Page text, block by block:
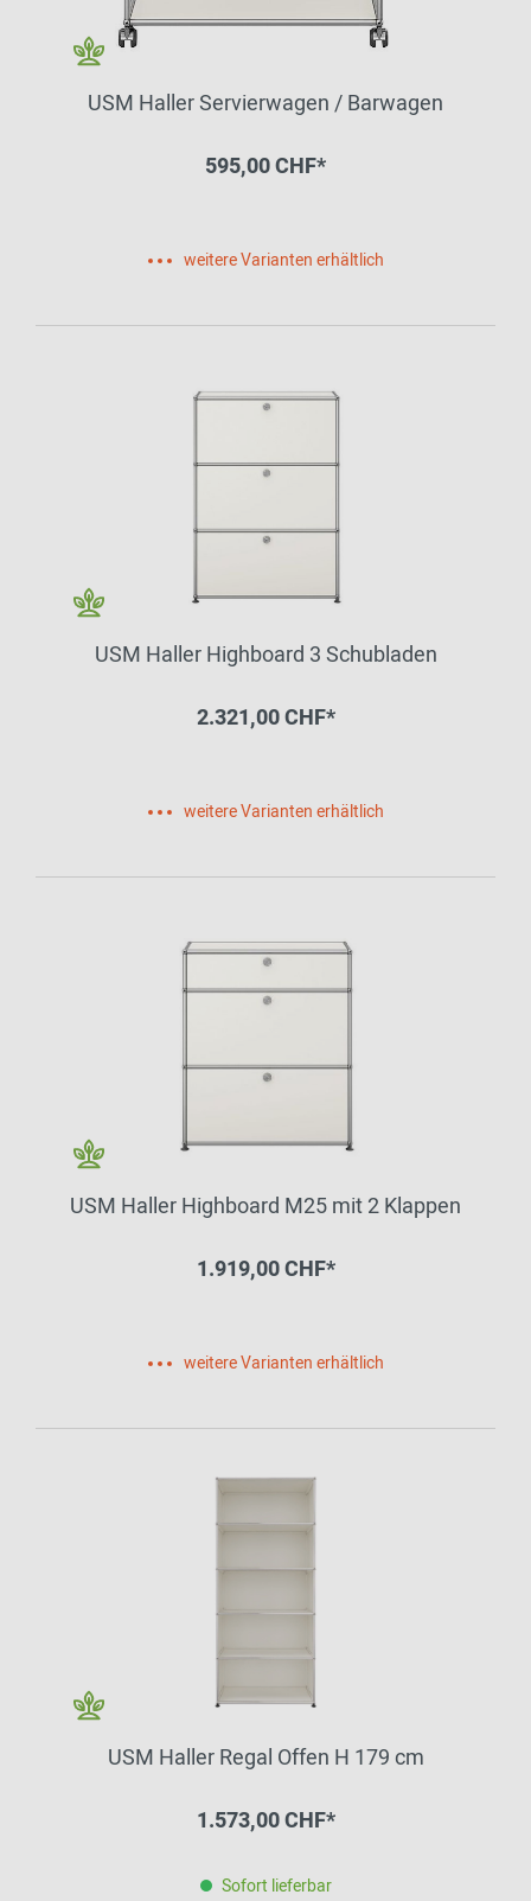
USM Haller Servierwagen / Barwagen
595,00 CHF*
weitere Varianten erhältlich
USM Haller Highboard 3 Schubladen
2.321,00 CHF*
weitere Varianten erhältlich
USM Haller Highboard M25 mit 2 Klappen
1.919,00 CHF*
weitere Varianten erhältlich
USM Haller Regal Offen H 179 cm
1.573,00 CHF*
Sofort lieferbar